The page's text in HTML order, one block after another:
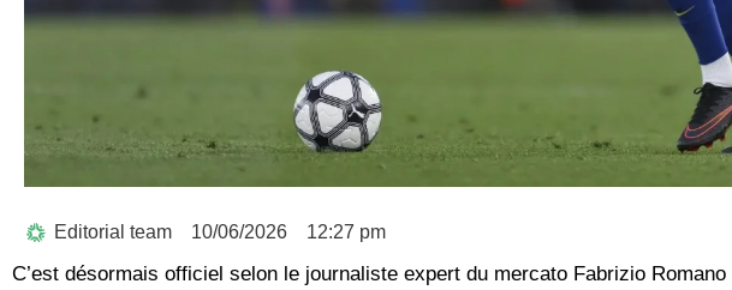
Editorial team 10/06/2026 12:27 pm
C’est désormais officiel selon le journaliste expert du mercato Fabrizio Romano